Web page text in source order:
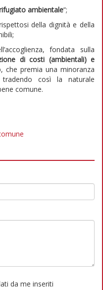
ambientale”;
della dignità e della
fondata sulla
di costi (ambientali) e
che premia una minoranza
così la naturale
comune.
da me inseriti